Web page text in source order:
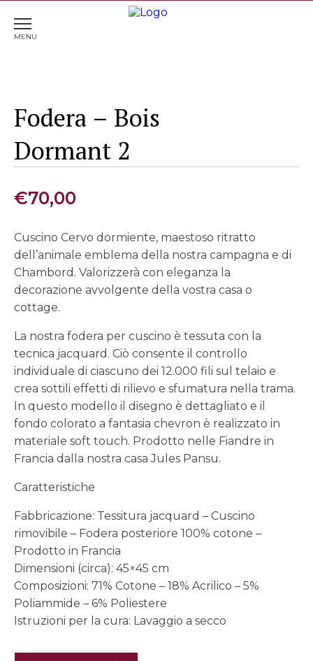
Home > Fodera – Bois Dormant 2
Fodera – Bois
Dormant 2
€70,00
Cuscino Cervo dormiente, maestoso ritratto
dell’animale emblema della nostra campagna e di
Chambord. Valorizzerà con eleganza la
decorazione avvolgente della vostra casa o
cottage.
La nostra fodera per cuscino è tessuta con la
tecnica jacquard. Ciò consente il controllo
individuale di ciascuno dei 12.000 fili sul telaio e
crea sottili effetti di rilievo e sfumatura nella trama.
In questo modello il disegno è dettagliato e il
fondo colorato a fantasia chevron è realizzato in
materiale soft touch. Prodotto nelle Fiandre in
Francia dalla nostra casa Jules Pansu.
Caratteristiche
Fabbricazione: Tessitura jacquard – Cuscino
rimovibile – Fodera posteriore 100% cotone –
Prodotto in Francia
Dimensioni (circa): 45×45 cm
Composizioni: 71% Cotone – 18% Acrilico – 5%
Poliammide – 6% Poliestere
Istruzioni per la cura: Lavaggio a secco